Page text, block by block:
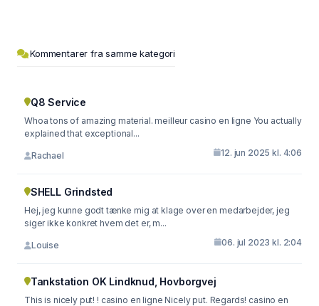
Kommentarer fra samme kategori
Q8 Service
Whoa tons of amazing material. meilleur casino en ligne You actually
explained that exceptional...
Rachael 12. jun 2025 kl. 4:06
SHELL Grindsted
Hej, jeg kunne godt tænke mig at klage over en medarbejder, jeg
siger ikke konkret hvem det er, m...
Louise 06. jul 2023 kl. 2:04
Tankstation OK Lindknud, Hovborgvej
This is nicely put! ! casino en ligne Nicely put. Regards! casino en